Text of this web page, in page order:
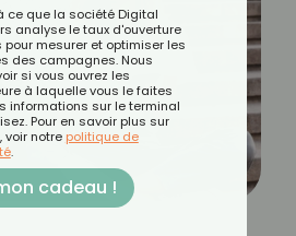
ce que la société Digital
analyse le taux d'ouverture
pour mesurer et optimiser les
des campagnes. Nous
si vous ouvrez les
à laquelle vous le faites
informations sur le terminal
Pour en savoir plus sur
voir notre politique de
.
cadeau !